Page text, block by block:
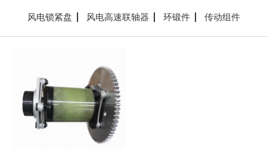
风电锁紧盘 风电高速联轴器 环锻件 传动组件